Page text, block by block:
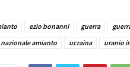
ezio bonanni guerra
amianto
ucraina uranio